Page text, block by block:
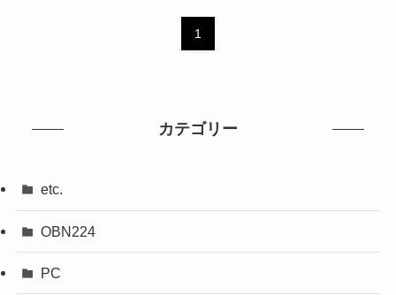
1
カテゴリー
etc.
OBN224
PC